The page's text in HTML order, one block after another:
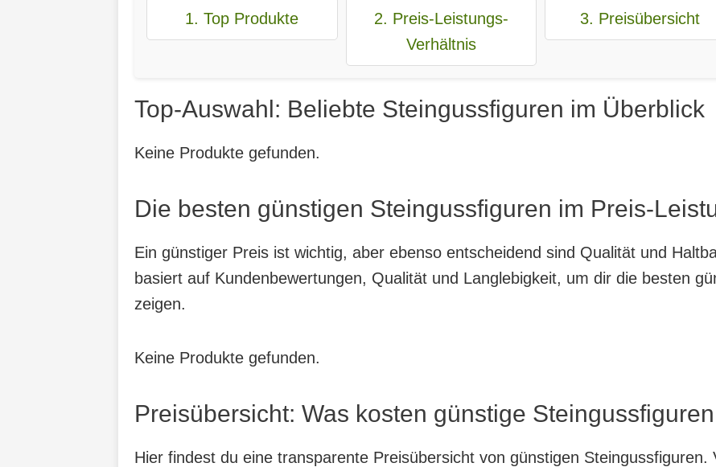
1. Top Produkte
2. Preis-Leistungs-
Verhältnis
3. Preisübersicht
Top-Auswahl: Beliebte Steingussfiguren im Überblick
Keine Produkte gefunden.
Die besten günstigen Steingussfiguren im Preis-
Ein günstiger Preis ist wichtig, aber ebenso entscheidend sind Qualität und
basiert auf Kundenbewertungen, Qualität und Langlebigkeit, um dir die besten
zeigen.
Keine Produkte gefunden.
Preisübersicht: Was kosten günstige
Hier findest du eine transparente Preisübersicht von günstigen Steingussfiguren.